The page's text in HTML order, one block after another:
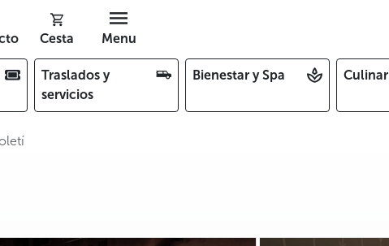
Cesta Menu
Traslados y
servicios
Bienestar y Spa